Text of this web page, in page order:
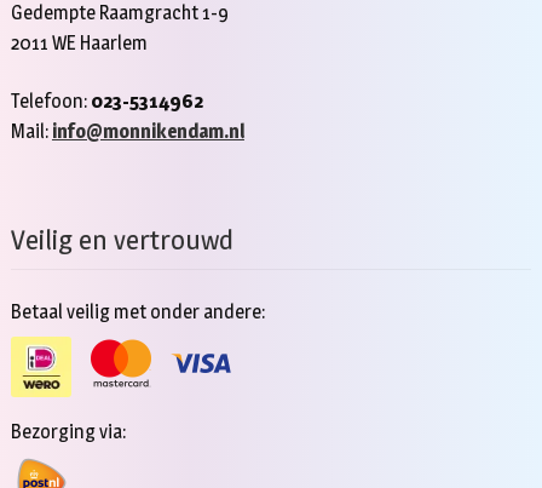
Gedempte Raamgracht 1-9
2011 WE Haarlem
Telefoon: 023-5314962
Mail: info@monnikendam.nl
Veilig en vertrouwd
Betaal veilig met onder andere:
Bezorging via: